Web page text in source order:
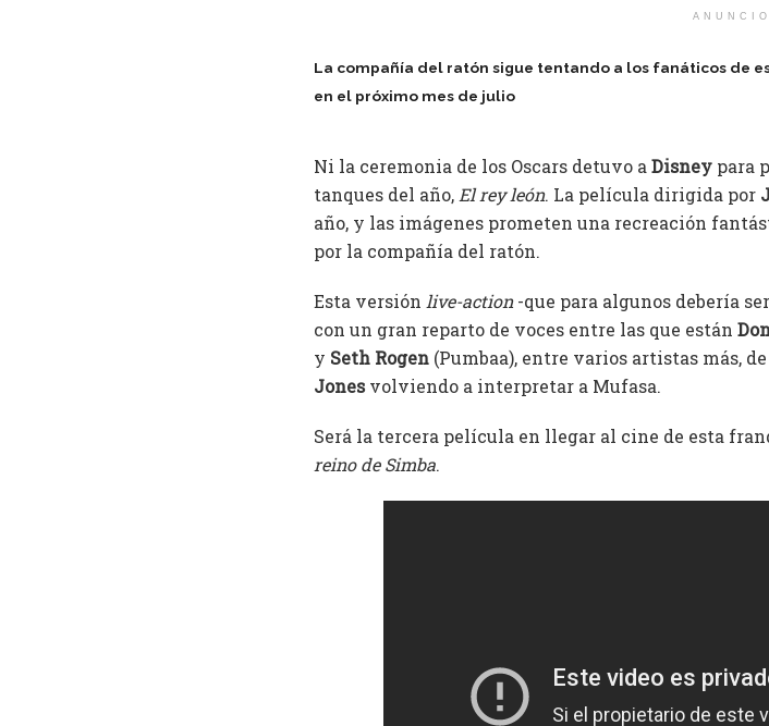
ANUNCIO
La compañía del ratón sigue tentando a los fanáticos de
en el próximo mes de julio
Ni la ceremonia de los Oscars detuvo aDisney para
tanques del año,El reyleón. La película dirigida por
año, y las imágenes prometen una recreación
por la compañía del ratón.
Esta versión live-action-que para algunos debería
con un gran reparto de voces entre las que están
y Seth Rogen (Pumbaa), entre varios artistas más,
Jonesvolviendo a interpretar a Mufasa.
Será la tercera película en llegar al cine de esta
reino de Simba.